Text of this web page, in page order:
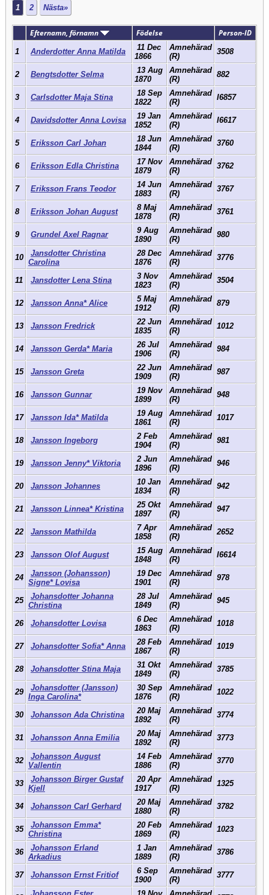
1 2 Nästa»
Efternamn, förnamn Födelse Person-ID
1 Anderdotter Anna Matilda
11 Dec
1866
Amnehärad
(R)
3508
2 Bengtsdotter Selma
13 Aug
1870
Amnehärad
(R)
882
3 Carlsdotter Maja Stina
18 Sep
1822
Amnehärad
(R)
I6857
4 Davidsdotter Anna Lovisa
19 Jan
1852
Amnehärad
(R)
I6617
5 Eriksson Carl Johan
18 Jun
1844
Amnehärad
(R)
3760
6 Eriksson Edla Christina
17 Nov
1879
Amnehärad
(R)
3762
7 Eriksson Frans Teodor
14 Jun
1883
Amnehärad
(R)
3767
8 Eriksson Johan August
8 Maj
1878
Amnehärad
(R)
3761
9 Grundel Axel Ragnar
9 Aug
1890
Amnehärad
(R)
980
10
Jansdotter Christina
Carolina
28 Dec
1876
Amnehärad
(R)
3776
11 Jansdotter Lena Stina
3 Nov
1823
Amnehärad
(R)
3504
12 Jansson Anna* Alice
5 Maj
1912
Amnehärad
(R)
879
13 Jansson Fredrick
22 Jun
1835
Amnehärad
(R)
1012
14 Jansson Gerda* Maria
26 Jul
1906
Amnehärad
(R)
984
15 Jansson Greta
22 Jun
1909
Amnehärad
(R)
987
16 Jansson Gunnar
19 Nov
1899
Amnehärad
(R)
948
17 Jansson Ida* Matilda
19 Aug
1861
Amnehärad
(R)
1017
18 Jansson Ingeborg
2 Feb
1904
Amnehärad
(R)
981
19 Jansson Jenny* Viktoria
2 Jun
1896
Amnehärad
(R)
946
20 Jansson Johannes
10 Jan
1834
Amnehärad
(R)
942
21 Jansson Linnea* Kristina
25 Okt
1897
Amnehärad
(R)
947
22 Jansson Mathilda
7 Apr
1858
Amnehärad
(R)
2652
23 Jansson Olof August
15 Aug
1848
Amnehärad
(R)
I6614
24
Jansson (Johansson)
Signe* Lovisa
19 Dec
1901
Amnehärad
(R)
978
25
Johansdotter Johanna
Christina
28 Jul
1849
Amnehärad
(R)
945
26 Johansdotter Lovisa
6 Dec
1863
Amnehärad
(R)
1018
27 Johansdotter Sofia* Anna
28 Feb
1867
Amnehärad
(R)
1019
28 Johansdotter Stina Maja
31 Okt
1849
Amnehärad
(R)
3785
29
Johansdotter (Jansson)
Inga Carolina*
30 Sep
1876
Amnehärad
(R)
1022
30 Johansson Ada Christina
20 Maj
1892
Amnehärad
(R)
3774
31 Johansson Anna Emilia
20 Maj
1892
Amnehärad
(R)
3773
32
Johansson August
Vallentin
14 Feb
1886
Amnehärad
(R)
3770
33
Johansson Birger Gustaf
Kjell
20 Apr
1917
Amnehärad
(R)
1325
34 Johansson Carl Gerhard
20 Maj
1880
Amnehärad
(R)
3782
35
Johansson Emma*
Christina
20 Feb
1869
Amnehärad
(R)
1023
36
Johansson Erland
Arkadius
1 Jan
1889
Amnehärad
(R)
3786
37 Johansson Ernst Fritiof
6 Sep
1900
Amnehärad
(R)
3777